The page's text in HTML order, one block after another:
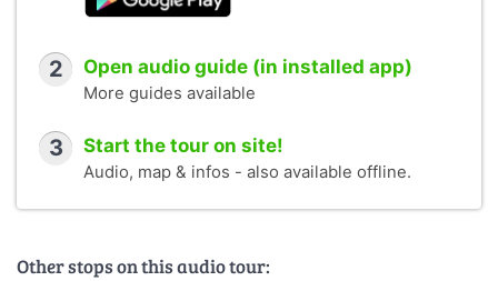
2 Open audio guide (in installed app)
More guides available
3 Start the tour on site!
Audio, map & infos - also available offline.
Other stops on this audio tour: